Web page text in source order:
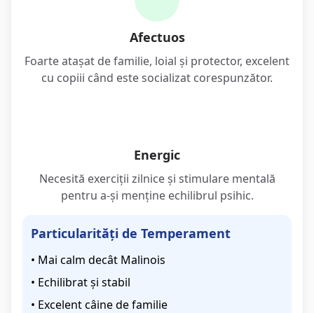
Afectuos
Foarte atașat de familie, loial și protector, excelent
cu copiii când este socializat corespunzător.
Energic
Necesită exerciții zilnice și stimulare mentală
pentru a-și menține echilibrul psihic.
Particularități de Temperament
• Mai calm decât Malinois
• Echilibrat și stabil
• Excelent câine de familie